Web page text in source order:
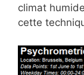
climat
cette